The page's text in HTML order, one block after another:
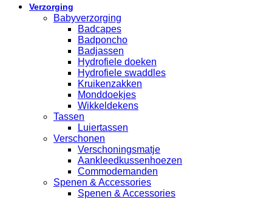
Verzorging
Babyverzorging
Badcapes
Badponcho
Badjassen
Hydrofiele doeken
Hydrofiele swaddles
Kruikenzakken
Monddoekjes
Wikkeldekens
Tassen
Luiertassen
Verschonen
Verschoningsmatje
Aankleedkussenhoezen
Commodemanden
Spenen & Accessories
Spenen & Accessories